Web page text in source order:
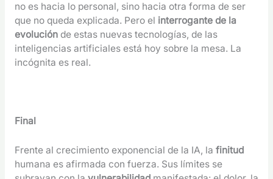
no es hacia lo personal, sino hacia otra forma de ser
que no queda explicada. Pero el interrogante de la
evoluciónde estas nuevas tecnologías, de las
inteligencias artificiales está hoy sobre la mesa. La
incógnita es real.
Final
Frente al crecimiento exponencial de la IA, la finitud
humana es afirmada con fuerza. Sus límites se